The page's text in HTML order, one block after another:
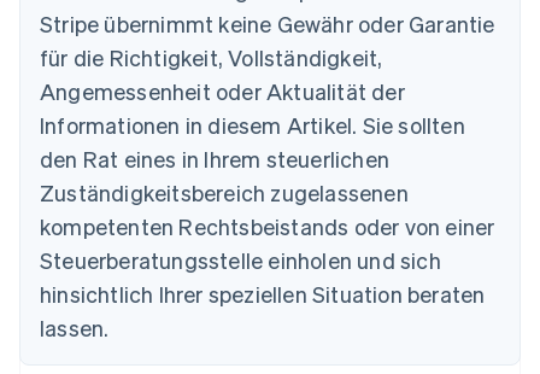
Stripe übernimmt keine Gewähr oder Garantie
für die Richtigkeit, Vollständigkeit,
Angemessenheit oder Aktualität der
Informationen in diesem Artikel. Sie sollten
den Rat eines in Ihrem steuerlichen
Zuständigkeitsbereich zugelassenen
kompetenten Rechtsbeistands oder von einer
Steuerberatungsstelle einholen und sich
hinsichtlich Ihrer speziellen Situation beraten
lassen.
Bulgarien
Dänemark
English
Deutschland
Deutsch English
Estland
English
Festlandchina
简体中文 English
Finnland
EnglishSvenska
Frankreich
Français